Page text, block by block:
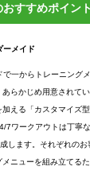
すすめポイント
ーメイド
一からトレーニング
らかじめ用意されて
える「カスタマイズ
7ワークアウトは丁寧
します。それぞれの
ニューを組み立てる